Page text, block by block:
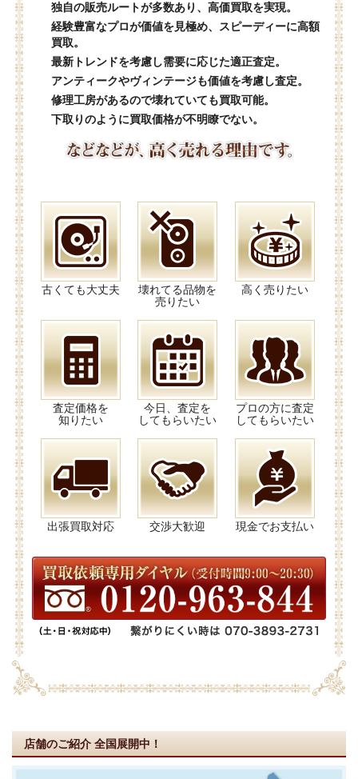
独自の販売ルートが多数あり、高価買取を実現。
経験豊富なプロが価値を見極め、スピーディーに高額
買取。
最新トレンドを考慮し需要に応じた適正査定。
アンティークやヴィンテージも価値を考慮し査定。
修理工房があるので壊れていても買取可能。
下取りのように買取価格が不明瞭でない。
古くても大丈夫
壊れてる品物を
売りたい
高く売りたい
査定価格を
知りたい
今日、査定を
してもらいたい
プロの方に査定
してもらいたい
出張買取対応 交渉大歓迎 現金でお支払い
店舗のご紹介 全国展開中！